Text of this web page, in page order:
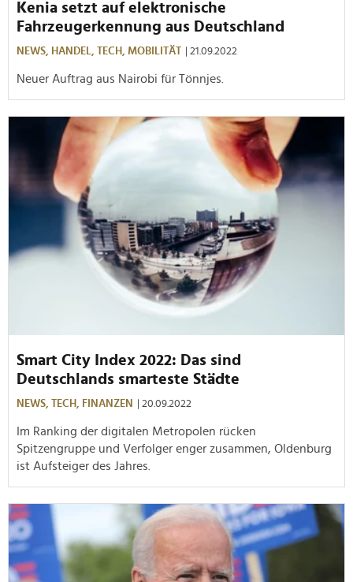
Kenia setzt auf elektronische
Fahrzeugerkennung aus Deutschland
NEWS, HANDEL, TECH, MOBILITÄT | 21.09.2022
Neuer Auftrag aus Nairobi für Tönnjes.
Smart City Index 2022: Das sind
Deutschlands smarteste Städte
NEWS, TECH, FINANZEN | 20.09.2022
Im Ranking der digitalen Metropolen rücken
Spitzengruppe und Verfolger enger zusammen, Oldenburg
ist Aufsteiger des Jahres.